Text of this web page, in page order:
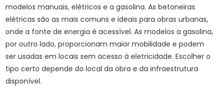
modelos manuais, elétricos e a gasolina. As betoneiras
elétricas são as mais comuns e ideais para obras urbanas,
onde a fonte de energia é acessível. As modelos a gasolina,
por outro lado, proporcionam maior mobilidade e podem
ser usadas em locais sem acesso à eletricidade. Escolher o
tipo certo depende do local da obra e da infraestrutura
disponível.